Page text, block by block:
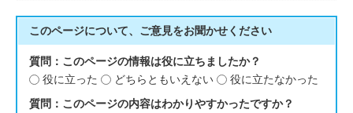
このページについて、ご意見をお聞かせください
質問：このページの情報は役に立ちましたか？
役に立った
どちらともいえない 役に立たなかった
質問：このページの内容はわかりやすかったですか？